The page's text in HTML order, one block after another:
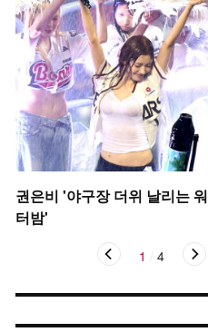
권은비 '야구장 더위 날리는 워
터밤'
1 4